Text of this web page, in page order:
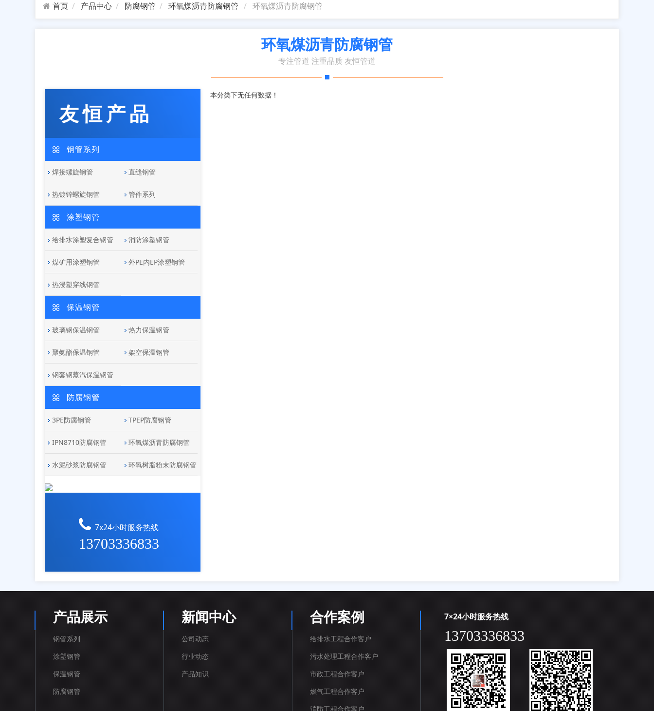
首页 产品中心 防腐钢管 环氧煤沥青防腐钢管 环氧煤沥青防腐钢管
环氧煤沥青防腐钢管
专注管道 注重品质 友恒管道
友恒产品
钢管系列
焊接螺旋钢管 直缝钢管
热镀锌螺旋钢管 管件系列
涂塑钢管
给排水涂塑复合钢管 消防涂塑钢管
煤矿用涂塑钢管 外PE内EP涂塑钢管
热浸塑穿线钢管
保温钢管
玻璃钢保温钢管 热力保温钢管
聚氨酯保温钢管 架空保温钢管
钢套钢蒸汽保温钢管
防腐钢管
3PE防腐钢管 TPEP防腐钢管
IPN8710防腐钢管 环氧煤沥青防腐钢管
水泥砂浆防腐钢管 环氧树脂粉末防腐钢管
7x24小时服务热线
13703336833
本分类下无任何数据！
产品展示
钢管系列
涂塑钢管
保温钢管
防腐钢管
新闻中心
公司动态
行业动态
产品知识
合作案例
给排水工程合作客户
污水处理工程合作客户
市政工程合作客户
燃气工程合作客户
消防工程合作客户
7×24小时服务热线
13703336833